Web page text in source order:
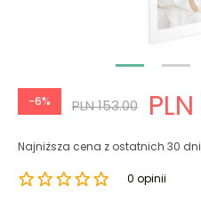
-6% PLN 153.00
Najniższa cena z ostatnich 30 dni:
0 opinii